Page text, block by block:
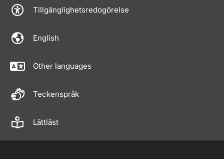
Tillgänglighetsredogörelse
English
Other languages
Teckenspråk
Lättläst